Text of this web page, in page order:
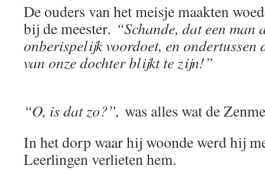
De ouders van het meisje maakten
bij de meester. “Schande, dat een man
onberispelijk voordoet, en ondertussen
van onze dochter blijkt te zijn!”
“O, is dat zo?”, was alles wat de
In het dorp waar hij woonde werd hij
Leerlingen verlieten hem.